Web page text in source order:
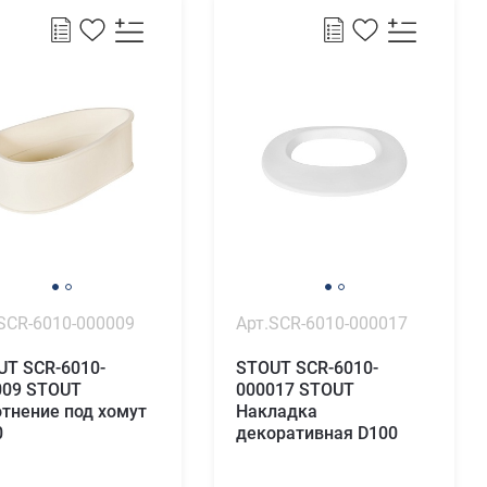
6010-000009
SCR-6010-
STOUT
под хомут
Арт.SCR-6010-000017
STOUT SCR-6010-
000017 STOUT
Накладка
декоративная D100